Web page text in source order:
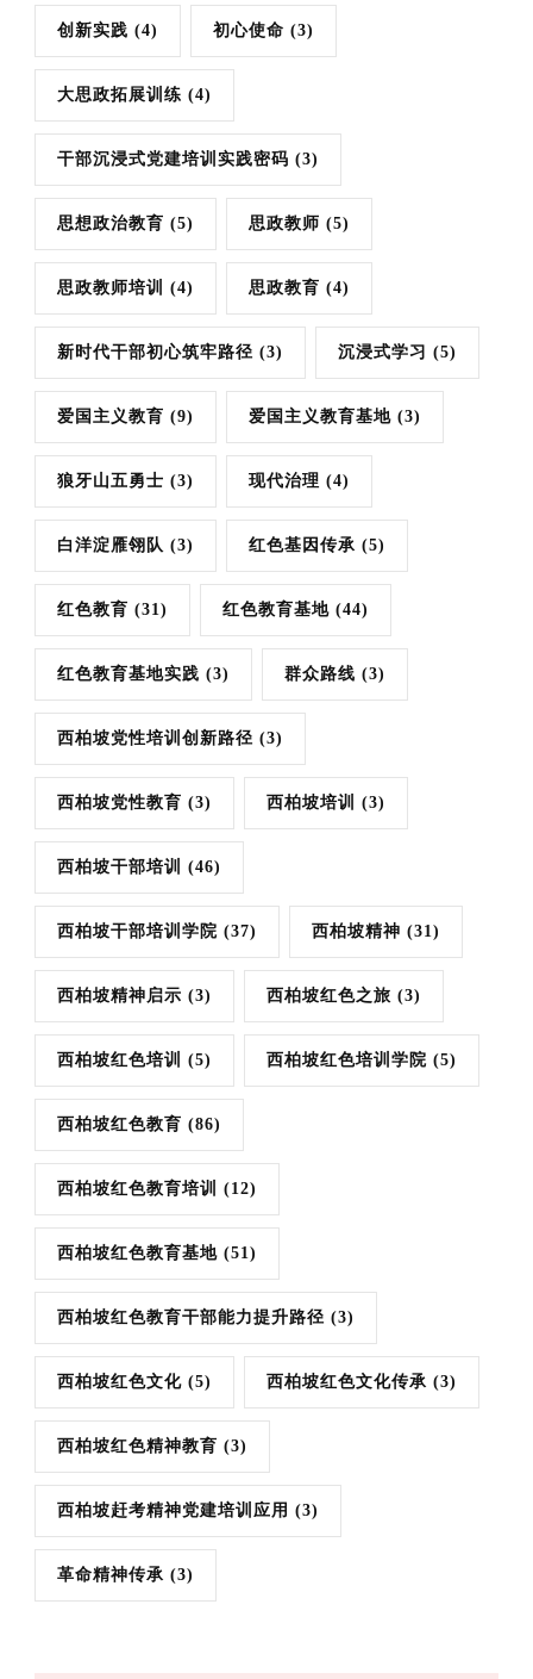
创新实践 (4) 初心使命 (3)
大思政拓展训练 (4)
干部沉浸式党建培训实践密码 (3)
思想政治教育 (5) 思政教师 (5)
思政教师培训 (4) 思政教育 (4)
新时代干部初心筑牢路径 (3) 沉浸式学习 (5)
爱国主义教育 (9) 爱国主义教育基地 (3)
狼牙山五勇士 (3) 现代治理 (4)
白洋淀雁翎队 (3) 红色基因传承 (5)
红色教育 (31) 红色教育基地 (44)
红色教育基地实践 (3) 群众路线 (3)
西柏坡党性培训创新路径 (3)
西柏坡党性教育 (3) 西柏坡培训 (3)
西柏坡干部培训 (46)
西柏坡干部培训学院 (37) 西柏坡精神 (31)
西柏坡精神启示 (3) 西柏坡红色之旅 (3)
西柏坡红色培训 (5) 西柏坡红色培训学院 (5)
西柏坡红色教育 (86)
西柏坡红色教育培训 (12)
西柏坡红色教育基地 (51)
西柏坡红色教育干部能力提升路径 (3)
西柏坡红色文化 (5) 西柏坡红色文化传承 (3)
西柏坡红色精神教育 (3)
西柏坡赶考精神党建培训应用 (3)
革命精神传承 (3)